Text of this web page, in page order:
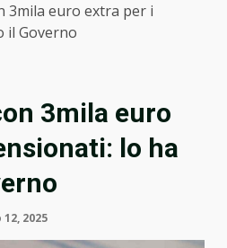
3mila euro extra per i
il Governo
3mila euro
lo ha
2025